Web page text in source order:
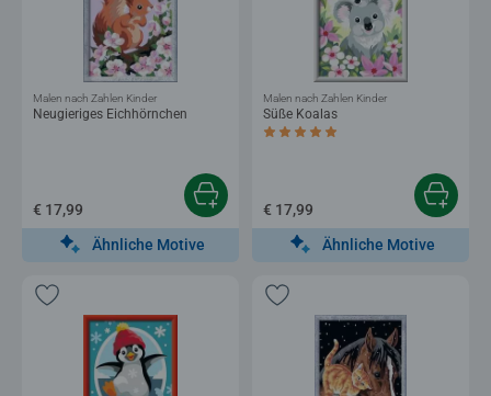
Neugieriges Eichhörnchen
Malen nach Zahlen Kinder
€ 17,99
Ähnliche Motive
Süße Koalas
Durchschnittliche Bewertung 5,0 von 5
Malen nach Zahlen Kinder
€ 17,99
Ähnliche Motive